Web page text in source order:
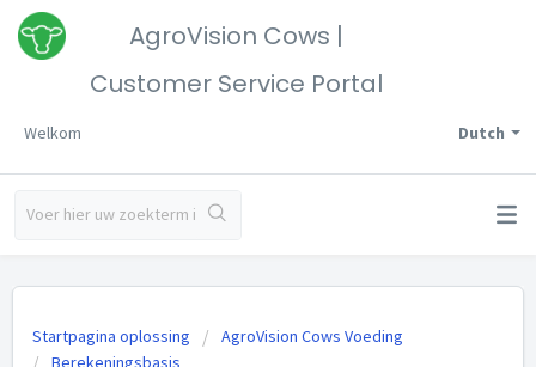
AgroVision Cows |
Customer Service Portal
Dutch
Welkom
Startpagina oplossing
AgroVision Cows Voeding
Berekeningsbasis